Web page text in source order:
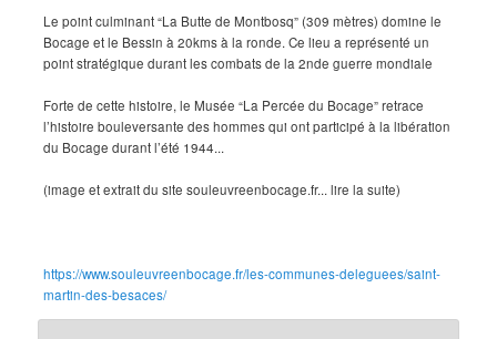
Le point culminant “La Butte de Montbosq” (309 mètres) domine le
Bocage et le Bessin à 20kms à la ronde. Ce lieu a représenté un
point stratégique durant les combats de la 2nde guerre mondiale
Forte de cette histoire, le Musée “La Percée du Bocage” retrace
l’histoire bouleversante des hommes qui ont participé à la libération
du Bocage durant l’été 1944...
(image et extrait du site souleuvreenbocage.fr... lire la suite)
https://www.souleuvreenbocage.fr/les-communes-deleguees/saint-
martin-des-besaces/